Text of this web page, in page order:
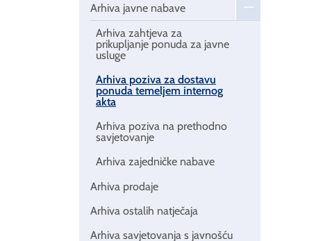
Arhiva javne nabave
Arhiva zahtjeva za
prikupljanje ponuda za javne
usluge
Arhiva poziva za dostavu
ponuda temeljem internog
akta
Arhiva poziva na prethodno
savjetovanje
Arhiva zajedničke nabave
Arhiva prodaje
Arhiva ostalih natječaja
Arhiva savjetovanja s javnošću